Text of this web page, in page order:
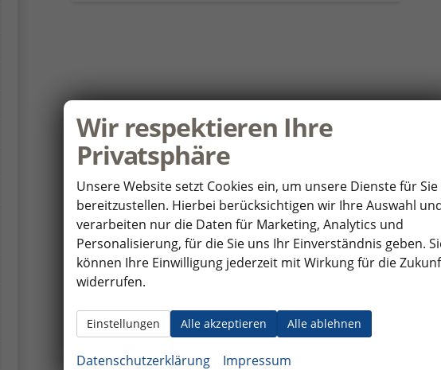
Wir respektieren Ihre
Privatsphäre
Unsere Website setzt Cookies ein, um unsere Dienste für Sie
bereitzustellen. Hierbei berücksichtigen wir Ihre Auswahl
verarbeiten nur die Daten für Marketing, Analytics und
Personalisierung, für die Sie uns Ihr Einverständnis geben.
können Ihre Einwilligung jederzeit mit Wirkung für die
widerrufen.
Alle akzeptieren Alle ablehnen
Einstellungen
Datenschutzerklärung Impressum